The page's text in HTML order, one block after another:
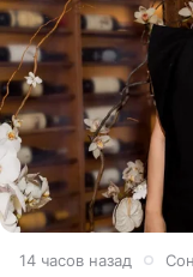
14 часов назад